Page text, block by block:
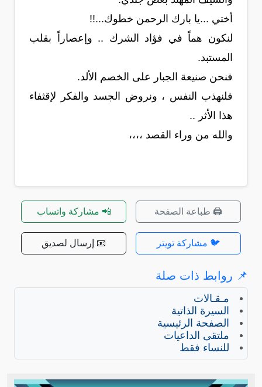
أختي ...يا بارك الرحمن خطوك...!!
لنكون هماً في فؤاد الشرك .. وإعصاراً بقلب
المستبد.
فنحن صنيعة الجبار على الخصم الألد.
فلنهذب النفس ، ونروض الجسد والفكر لإقثفاء
هذا الأثر ..
والله من وراء القصد ،،،،
🖨️ طباعة الصفحة 📲 مشاركة واتساب
🐦 مشاركة تويتر 📧 إرسال لصديق
📌 روابط ذات صلة
مـقـالات
السيرة الذاتية
الصفحة الرئيسية
ملتقى الداعيات
للنساء فقط